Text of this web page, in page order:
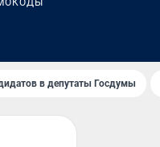
в депутаты Госдумы